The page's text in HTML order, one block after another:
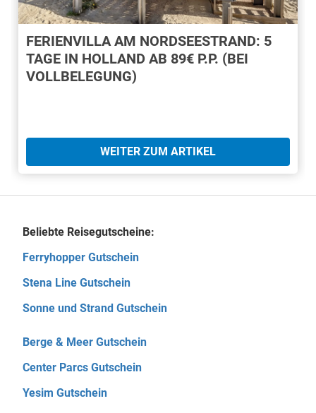
FERIENVILLA AM NORDSEESTRAND: 5
TAGE IN HOLLAND AB 89€ P.P. (BEI
VOLLBELEGUNG)
WEITER ZUM ARTIKEL
Beliebte Reisegutscheine:
Ferryhopper Gutschein
Stena Line Gutschein
Sonne und Strand Gutschein
Berge & Meer Gutschein
Center Parcs Gutschein
Yesim Gutschein